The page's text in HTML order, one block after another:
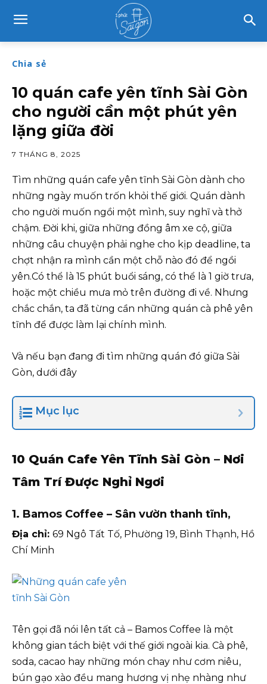
Chia sẻ
10 quán cafe yên tĩnh Sài Gòn
cho người cần một phút yên
lặng giữa đời
7 THÁNG 8, 2025
Tìm những quán cafe yên tĩnh Sài Gòn dành cho
những ngày muốn trốn khỏi thế giới. Quán dành
cho người muốn ngồi một mình, suy nghĩ và thở
chậm. Đời khi, giữa những đồng âm xe cộ, giữa
những câu chuyện phải nghe cho kịp deadline, ta
chợt nhận ra mình cần một chỗ nào đó để ngồi
yên.Có thể là 15 phút buổi sáng, có thể là 1 giờ trưa,
hoặc một chiều mưa mỏ trên đường đi về. Nhưng
chắc chắn, ta đã từng cần những quán cà phê yên
tĩnh để được làm lại chính mình.
Và nếu bạn đang đi tìm những quán đó giữa Sài
Gòn, dưới đây
Mục lục
10 Quán Cafe Yên Tĩnh Sài Gòn – Nơi
Tâm Trí Được Nghỉ Ngơi
1. Bamos Coffee – Sân vườn thanh tĩnh,
Địa chỉ: 69 Ngô Tất Tố, Phường 19, Bình Thạnh, Hồ
Chí Minh
Tên gọi đã nói lên tất cả – Bamos Coffee là một
không gian tách biệt với thế giới ngoài kia. Cà phê,
soda, cacao hay những món chay như cơm niêu,
bún gạo xào đều mang hương vị nhẹ nhàng như